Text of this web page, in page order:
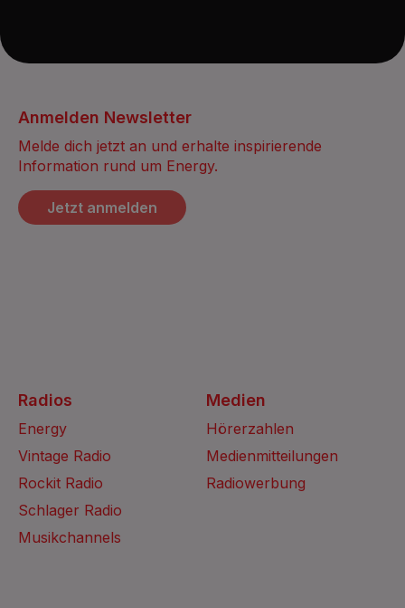
Anmelden Newsletter
Melde dich jetzt an und erhalte inspirierende
Information rund um Energy.
Jetzt anmelden
Radios
Energy
Vintage Radio
Rockit Radio
Schlager Radio
Musikchannels
Medien
Hörerzahlen
Medienmitteilungen
Radiowerbung